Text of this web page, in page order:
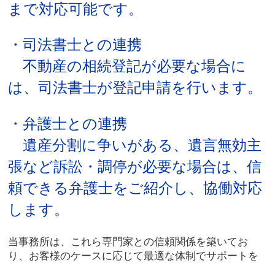
まで対応可能です。
・司法書士との連携
不動産の相続登記が必要な場合に
は、司法書士が登記申請を行います。
・弁護士との連携
遺産分割に争いがある、遺言無効主
張など訴訟・調停が必要な場合は、信
頼できる弁護士をご紹介し、協働対応
します。
当事務所は、これら専門家との信頼関係を築いてお
り、お客様のケースに応じて最適な体制でサポートを